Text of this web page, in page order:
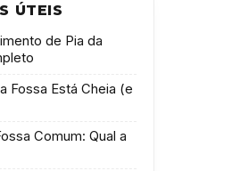
ÚTEIS
de Pia da
Fossa Está Cheia (e
Comum: Qual a